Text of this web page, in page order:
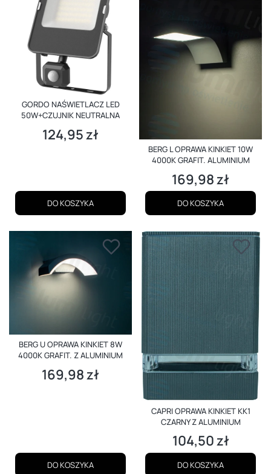
GORDO NAŚWIETLACZ LED
50W+CZUJNIK NEUTRALNA
Cena
124,95 zł
DO KOSZYKA
BERG L OPRAWA KINKIET 10W
4000K GRAFIT. ALUMINIUM
Cena
169,98 zł
DO KOSZYKA
BERG U OPRAWA KINKIET 8W
4000K GRAFIT. Z ALUMINIUM
Cena
169,98 zł
DO KOSZYKA
CAPRI OPRAWA KINKIET KK1
CZARNY Z ALUMINIUM
Cena
104,50 zł
DO KOSZYKA